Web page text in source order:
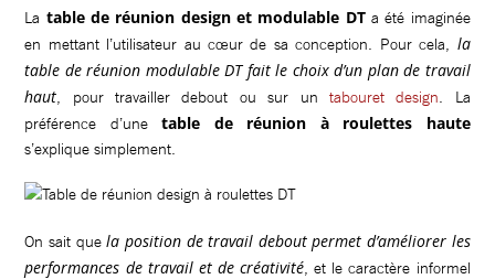
La table de réunion design et modulable DTa été imaginée
en mettant l’utilisateur au cœur de sa conception. Pour cela, la
table de réunion modulable DT fait le choix d’un plan de travail
haut, pour travailler debout ou sur un tabouret design. La
préférence d’unetable de réunion à roulettes haute
s’explique simplement.
On sait quela position de travail debout permet d’améliorer les
performances de travail et de créativité , et le caractère informel